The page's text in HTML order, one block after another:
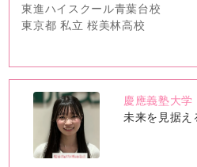
東進ハイスクール青葉台校
東京都 私立 桜美林高校
no
image
慶應義塾大学
未来を見据